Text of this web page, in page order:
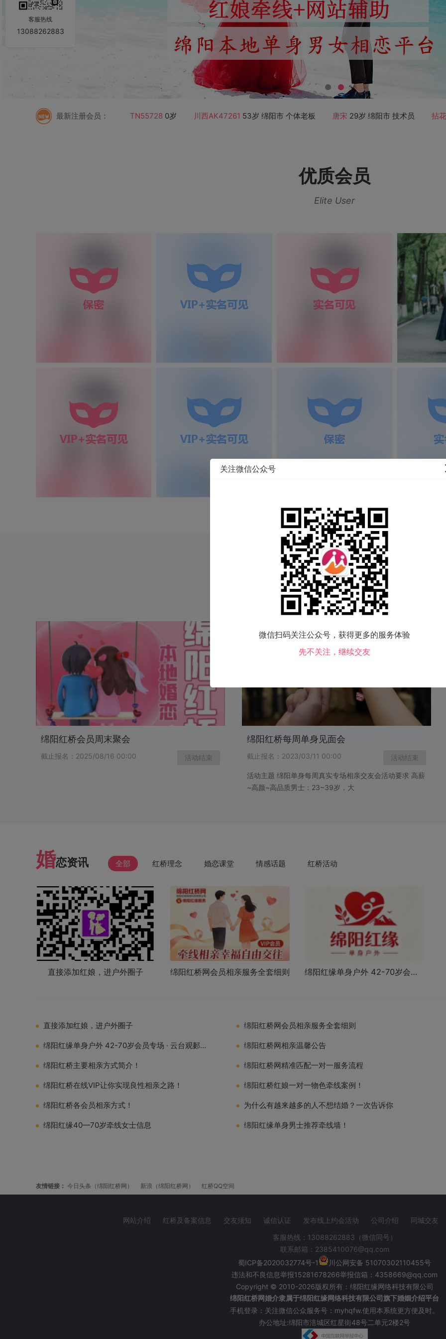
最新注册会员：
DV8750051岁 绵阳市 护士 TN557280岁 川西AK4726153岁 绵阳市 个体老板 唐宋29岁 绵阳市 技术员 拈花天
优质会员
Elite User
相亲活动
Matchmaking activity
绵阳红桥会员周末聚会
截止报名：2025/08/16 00:00 活动结束
绵阳红桥每周单身见面会
截止报名：2023/03/11 00:00 活动结束
活动主题 绵阳单身每周真实专场相亲交友会活动要求 高薪
~高颜~高品质男士：23~39岁，大
婚恋资讯 全部 红桥理念 婚恋课堂 情感话题 红桥活动
直接添加红娘，进户外圈子 绵阳红桥网会员相亲服务全套细则 绵阳红缘单身户外 42-70岁会员专场 · 云台观郪江古镇结伴游
直接添加红娘，进户外圈子 绵阳红桥网会员相亲服务全套细则
绵阳红缘单身户外 42-70岁会员专场 · 云台观郪江古镇结伴游 绵阳红桥网相亲温馨公告
绵阳红桥主要相亲方式简介！ 绵阳红桥网精准匹配一对一服务流程
绵阳红桥在线VIP让你实现良性相亲之路！ 绵阳红桥红娘一对一物色牵线案例！
绵阳红桥各会员相亲方式！ 为什么有越来越多的人不想结婚？一次告诉你
绵阳红缘40—70岁牵线女士信息 绵阳红缘单身男士推荐牵线墙！
友情链接： 今日头条（绵阳红桥网） 新浪（绵阳红桥网） 红桥QQ空间
网站介绍 红桥及备案信息 交友须知 诚信认证 发布线上约会活动 公司介绍
同城交友
客服热线：13088262883（微信同号）
联系邮箱：2385410076@qq.com
蜀ICP备2020032774号-1
川公网安备 51070302110455号
违法和不良信息举报15281678266举报信箱： 4358669@qq.com
Copyright © 2010-2026版权所有：绵阳红缘网络科技有限公司
绵阳红桥网婚介隶属于绵阳红缘网络科技有限公司旗下婚姻介绍平台
手机登录：关注微信公众服务号：myhqfw.使用本系统更方便及时。
办公地址:绵阳市涪城区红星街48号二单元2楼2号
客服热线
13088262883
关注微信公众号
微信扫码关注公众号，获得更多的服务体验
先不关注，继续交友